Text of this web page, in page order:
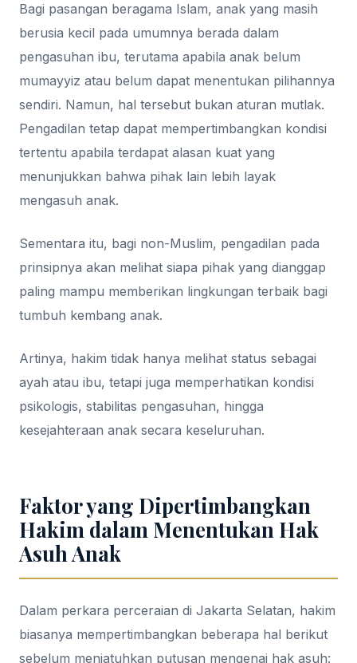
Bagi pasangan beragama Islam, anak yang masih
berusia kecil pada umumnya berada dalam
pengasuhan ibu, terutama apabila anak belum
mumayyiz atau belum dapat menentukan pilihannya
sendiri. Namun, hal tersebut bukan aturan mutlak.
Pengadilan tetap dapat mempertimbangkan kondisi
tertentu apabila terdapat alasan kuat yang
menunjukkan bahwa pihak lain lebih layak
mengasuh anak.
Sementara itu, bagi non-Muslim, pengadilan pada
prinsipnya akan melihat siapa pihak yang dianggap
paling mampu memberikan lingkungan terbaik bagi
tumbuh kembang anak.
Artinya, hakim tidak hanya melihat status sebagai
ayah atau ibu, tetapi juga memperhatikan kondisi
psikologis, stabilitas pengasuhan, hingga
kesejahteraan anak secara keseluruhan.
Faktor yang Dipertimbangkan
Hakim dalam Menentukan Hak
Asuh Anak
Dalam perkara perceraian di Jakarta Selatan, hakim
biasanya mempertimbangkan beberapa hal berikut
sebelum menjatuhkan putusan mengenai hak asuh: